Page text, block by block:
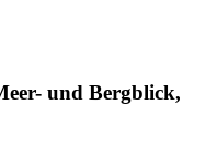
und Bergblick,